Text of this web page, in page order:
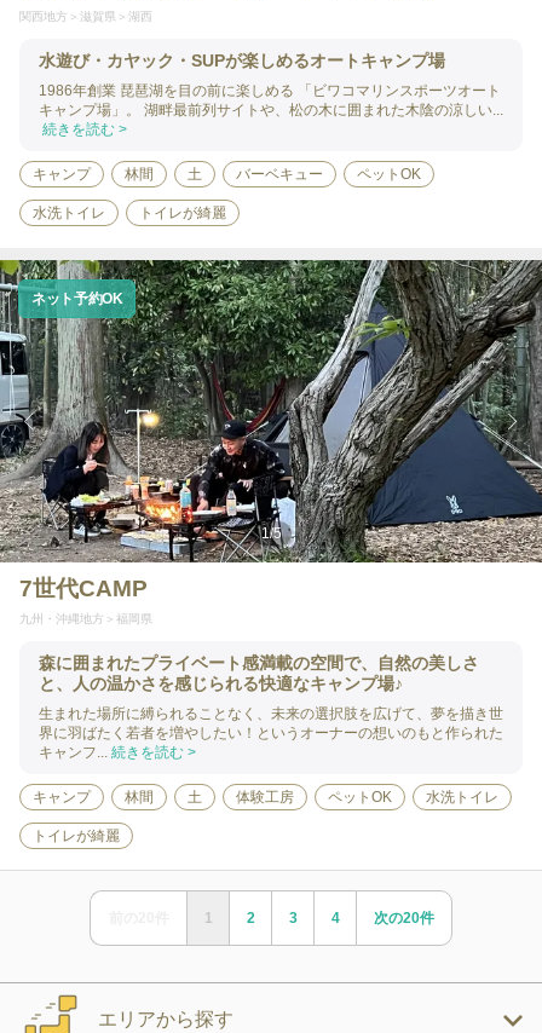
関西地方 滋賀県 湖西
水遊び・カヤック・SUPが楽しめるオートキャンプ場
1986年創業 琵琶湖を目の前に楽しめる 「ビワコマリンスポーツオート
キャンプ場」。 湖畔最前列サイトや、松の木に囲まれた木陰の涼しい...
続きを読む >
キャンプ 林間 土 バーベキュー ペットOK
水洗トイレ トイレが綺麗
1/5
ネット予約OK
7世代CAMP
九州・沖縄地方 福岡県
森に囲まれたプライベート感満載の空間で、自然の美しさ
と、人の温かさを感じられる快適なキャンプ場♪
生まれた場所に縛られることなく、未来の選択肢を広げて、夢を描き世
界に羽ばたく若者を増やしたい！というオーナーの想いのもと作られた
キャンフ... 続きを読む >
キャンプ 林間 土 体験工房 ペットOK 水洗トイレ
トイレが綺麗
1 2 3 4 次の20件
エリアから探す